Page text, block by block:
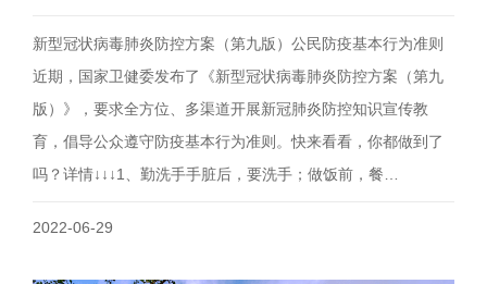
新型冠状病毒肺炎防控方案（第九版）公民防疫基本行为准则
近期，国家卫健委发布了《新型冠状病毒肺炎防控方案（第九
版）》，要求全方位、多渠道开展新冠肺炎防控知识宣传教
育，倡导公众遵守防疫基本行为准则。快来看看，你都做到了
吗？详情↓↓↓1、勤洗手手脏后，要洗手；做饭前，餐…
2022-06-29